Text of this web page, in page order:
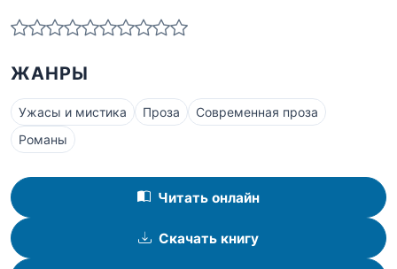
ЖАНРЫ
Ужасы и мистика Проза
Современная проза
Романы
Читать онлайн
Скачать книгу